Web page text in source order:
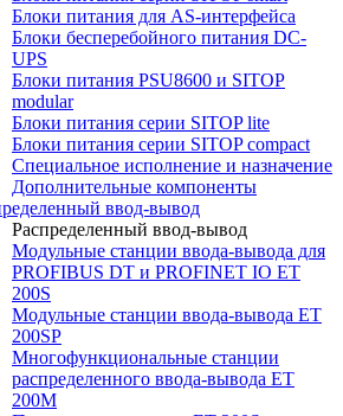
Блоки питания для AS-интерфейса
Блоки бесперебойного питания DC-
UPS
Блоки питания PSU8600 и SITOP
modular
Блоки питания серии SITOP lite
Блоки питания серии SITOP compact
Специальное исполнение и назначение
Дополнительные компоненты
ввод-вывод
Распределенный ввод-вывод
Модульные станции ввода-вывода для
PROFIBUS DT и PROFINET IO ET
200S
Модульные станции ввода-вывода ET
200SP
Многофункциональные станции
распределенного ввода-вывода ET
200M